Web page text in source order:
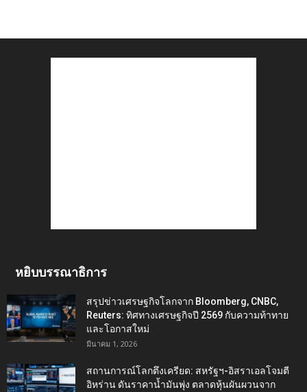
หยิบบรรณาธิการ
สรุปข่าวเศรษฐกิจโลกจาก Bloomberg, CNBC,
Reuters: ทิศทางเศรษฐกิจปี 2569 กับความท้าทาย
และโอกาสใหม่
มีนาคม 1, 2026
สถานการณ์โลกตึงเครียด: สหรัฐฯ-อิสราเอลโจมตี
อิหร่าน ดันราคาน้ำมันพุ่ง ตลาดหุ้นผันผวนจาก